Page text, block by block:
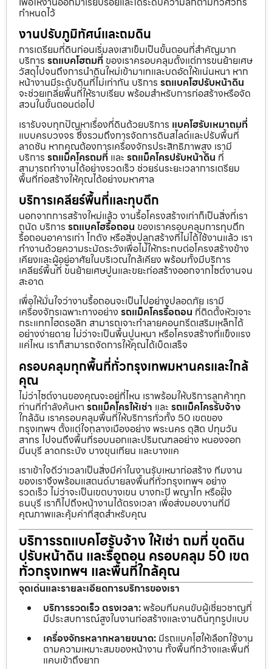
กำหนดไว้
งานปรับภูมิทัศน์และถมดิน
การเตรียมที่ดินก่อนเริ่มลงเสาเข็มเป็นขั้นตอนที่สำคัญมาก
บริการ รถแบคโฮถมที่ ของเราครอบคลุมตั้งแต่การขนย้ายเศษ
วัสดุไปจนถึงการนำดินใหม่เข้ามาเทและบดอัดให้แน่นหนา หาก
หน้างานมีระดับดินที่ไม่เท่ากัน บริการ รถแบคโฮปรับหน้าดิน
จะช่วยเกลี่ยพื้นที่ให้ราบเรียบ พร้อมสำหรับการก่อสร้างหรือจัด
สวนในขั้นตอนต่อไป
เรารับจบทุกปัญหาเรื่องที่ดินด้วยบริการ แบคโฮรับเหมาถมที่
แบบครบวงจร ซึ่งรวมถึงการจัดการดินสไลด์และปรับพื้นที่
ลาดชัน หากคุณต้องการเครื่องจักรประสิทธิภาพสูง เรามี
บริการ รถแม็คโครถมที่ และ รถแม็คโครปรับหน้าดิน ที่
สามารถทำงานได้อย่างรวดเร็ว ช่วยร่นระยะเวลาการเตรียม
พื้นที่ก่อสร้างให้คุณได้อย่างมหาศาล
บริการเคลียร์พื้นที่และทุบตึก
นอกจากการสร้างใหม่แล้ว งานรื้อโครงสร้างเก่าก็เป็นสิ่งที่เรา
ถนัด บริการ รถแบคโฮรื้อถอน ของเราครอบคลุมการทุบตึก
รื้อถอนอาคารเก่า โกดัง หรือสิ่งปลูกสร้างที่ไม่ได้ใช้งานแล้ว เรา
ทำงานด้วยความระมัดระวังเพื่อไม่ให้กระทบต่อโครงสร้างข้าง
เคียงและผู้อยู่อาศัยในบริเวณใกล้เคียง พร้อมทั้งมีบริการ
เคลียร์พื้นที่ ขนย้ายเศษปูนและขยะก่อสร้างออกจากไซต์งานจน
สะอาด
เพื่อให้มั่นใจว่างานรื้อถอนจะเป็นไปอย่างปลอดภัย เรามี
เครื่องจักรเฉพาะทางอย่าง รถแม็คโครรื้อถอน ที่ติดตั้งหัวเจาะ
กระแทกไฮดรอลิก สามารถเจาะทำลายคอนกรีตเสริมเหล็กได้
อย่างง่ายดาย ไม่ว่าจะเป็นพื้นปูนหนา หรือโครงสร้างที่แข็งแรง
แค่ไหน เราก็สามารถจัดการให้คุณได้เบ็ดเสร็จ
ครอบคลุมทุกพื้นที่ทั่วกรุงเทพมหานครและใกล้
คุณ
ไม่ว่าไซต์งานของคุณจะอยู่ที่ไหน เราพร้อมให้บริการลูกค้าทุก
ท่านที่กำลังค้นหา รถแม็คโครให้เช่า และ รถแม็คโครรับจ้าง
ใกล้ฉัน เราครอบคลุมพื้นที่ให้บริการทั่วทั้ง 50 เขตของ
กรุงเทพฯ ตั้งแต่ใจกลางเมืองอย่าง พระนคร ดุสิต ปทุมวัน
สาทร ไปจนถึงพื้นที่รอบนอกและปริมณฑลอย่าง หนองจอก
มีนบุรี ลาดกระบัง บางขุนเทียน และบางแค
เราเข้าใจดีว่าเวลาเป็นสิ่งมีค่าในงานรับเหมาก่อสร้าง ทีมงาน
ของเราจึงพร้อมแสตนด์บายลงพื้นที่ทั่วกรุงเทพฯ อย่าง
รวดเร็ว ไม่ว่าจะเป็นเขตบางเขน บางกะปิ พญาไท หรือฝั่ง
ธนบุรี เราก็ไปถึงหน้างานได้ตรงเวลา เพื่อส่งมอบงานที่มี
คุณภาพและคุ้มค่าที่สุดสำหรับคุณ
บริการรถแบคโฮรับจ้าง ให้เช่า ถมที่ ขุดดิน
ปรับหน้าดิน และรื้อถอน ครอบคลุม 50 เขต
ทั่วกรุงเทพฯ และพื้นที่ใกล้คุณ
จุดเด่นและรายละเอียดการบริการของเรา
บริการรวดเร็ว ตรงเวลา:พร้อมทีมคนขับผู้เชี่ยวชาญที่
มีประสบการณ์สูงในงานก่อสร้างและงานดินทุกรูปแบบ
เครื่องจักรหลากหลายขนาด: มีรถแบคโฮให้เลือกใช้งาน
ตามความเหมาะสมของหน้างาน ทั้งพื้นที่กว้างและพื้นที่
แคบเข้าถึงยาก